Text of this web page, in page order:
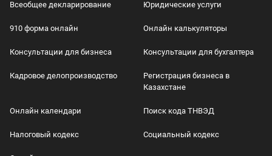
Всеобщее декларирование Юридические услуги
910 форма онлайн Онлайн калькуляторы
Консультации для бизнеса Консультации для бухгалтера
Кадровое делопроизводство
Регистрация бизнеса в
Казахстане
Онлайн календари Поиск кода ТНВЭД
Налоговый кодекс Социальный кодекс